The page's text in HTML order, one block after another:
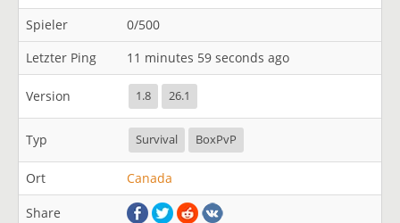
Spieler
0/500
Letzter Ping
11 minutes 59 seconds ago
Version 1.8 26.1
Typ Survival BoxPvP
Ort Canada
Share